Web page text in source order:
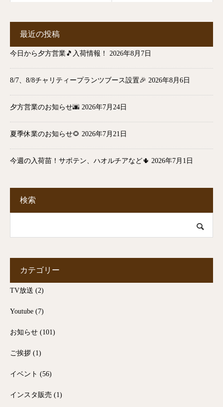
最近の投稿
今日から夕方営業🎵入荷情報！ 2026年8月7日
8/7、8/8チャリティープランツブース設置🎉 2026年8月6日
夕方営業のお知らせ🌆 2026年7月24日
夏季休業のお知らせ🌻 2026年7月21日
今週の入荷苗！サボテン、ハオルチアなど🌵 2026年7月1日
検索
カテゴリー
TV放送 (2)
Youtube (7)
お知らせ (101)
ご挨拶 (1)
イベント (56)
インスタ販売 (1)